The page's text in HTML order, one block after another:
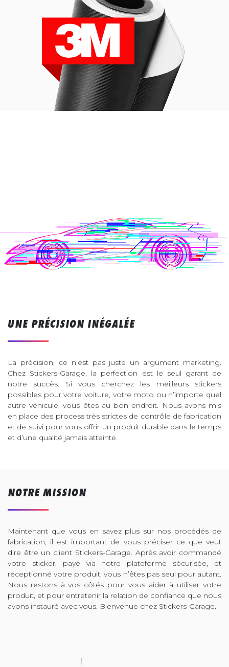
UNE PRÉCISION INÉGALÉE
La précision, ce n’est pas juste un argument marketing.
Chez Stickers-Garage, la perfection est le seul garant de
notre succès. Si vous cherchez les meilleurs stickers
possibles pour votre voiture, votre moto ou n’importe quel
autre véhicule, vous êtes au bon endroit. Nous avons mis
en place des process très strictes de contrôle de fabrication
et de suivi pour vous offrir un produit durable dans le temps
et d’une qualité jamais atteinte.
NOTRE MISSION
Maintenant que vous en savez plus sur nos procédés de
fabrication, il est important de vous préciser ce que veut
dire être un client Stickers-Garage. Après avoir commandé
votre sticker, payé via notre plateforme sécurisée, et
réceptionné votre produit, vous n’êtes pas seul pour autant.
Nous restons à vos côtés pour vous aider à utiliser votre
produit, et pour entretenir la relation de confiance que nous
avons instauré avec vous. Bienvenue chez Stickers-Garage.